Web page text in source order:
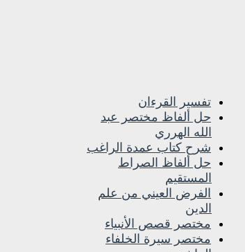
تفسير القرءان
حل ألفاظ مختصر عبد
الله الهرري
شرح كتاب عمدة الراغب
حل ألفاظ الصراط
المستقيم
الفرض العيني من علم
الدين
مختصر قصص الأنبياء
مختصر سيرة الخلفاء